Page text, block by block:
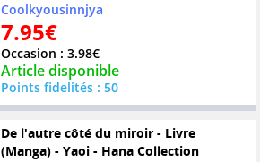
Coolkyousinnjya
7.95€
Occasion : 3.98€
Article disponible
Points fidelités : 50
De l'autre côté du miroir - Livre
(Manga) - Yaoi - Hana Collection